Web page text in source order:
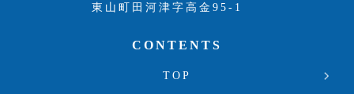
東山町田河津字高金95-1
CONTENTS
TOP